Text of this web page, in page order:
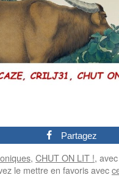
Partagez
, CHUT ON LIT !,
le mettre en favoris avec